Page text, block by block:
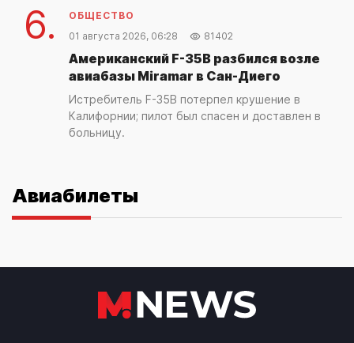
6.
ОБЩЕСТВО
01 августа 2026, 06:28
81402
Американский F-35B разбился возле
авиабазы Miramar в Сан-Диего
Истребитель F-35B потерпел крушение в
Калифорнии; пилот был спасен и доставлен в
больницу.
Авиабилеты